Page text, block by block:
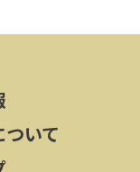
いて